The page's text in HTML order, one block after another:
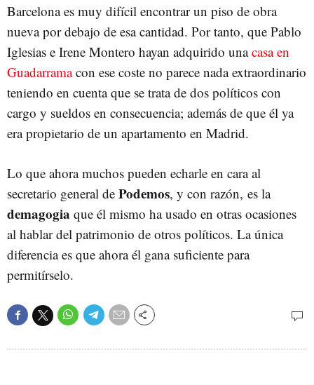
Barcelona es muy difícil encontrar un piso de obra
nueva por debajo de esa cantidad. Por tanto, que Pablo
Iglesias e Irene Montero hayan adquirido unacasa en
Guadarramacon ese coste no parece nada extraordinario
teniendo en cuenta que se trata de dos políticos con
cargo y sueldos en consecuencia; además de que él ya
era propietario de un apartamento en Madrid.
Lo que ahora muchos pueden echarle en cara al
secretario general de Podemos, y con razón, es la
demagogia que él mismo ha usado en otras ocasiones
al hablar del patrimonio de otros políticos. La única
diferencia es que ahora él gana suficiente para
permitírselo.